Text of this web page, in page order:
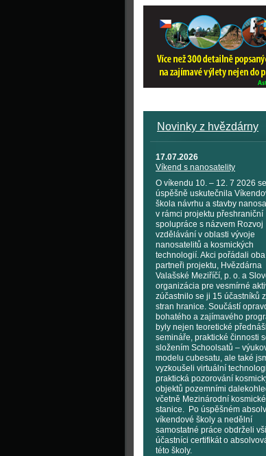
Novinky z hvězdárny
17.07.2026
Víkend s nanosatelity
O víkendu 10. – 12. 7 2026 se
úspěšně uskutečnila
škola návrhu a stavby
v rámci projektu přeshraniční
spolupráce s názvem Rozvoj
vzdělávání v oblasti vývoje
nanosatelitů a kosmických
technologií. Akci pořádali oba
partneři projektu, Hvězdárna
Valašské Meziříčí, p. o. a
organizácia pre vesmírné
zúčastnilo se ji 15 účastníků
stran hranice. Součástí
bohatého a zajímavého
byly nejen teoretické
semináře, praktické činnosti
složením Schoolsatů –
modelu cubesatu, ale také
vyzkoušeli virtuální
praktická pozorování
objektů pozemními
včetně Mezinárodní kosmické
stanice. Po úspěšném
víkendové školy a nedělní
samostatné práce obdrželi
účastníci certifikát o
této školy.